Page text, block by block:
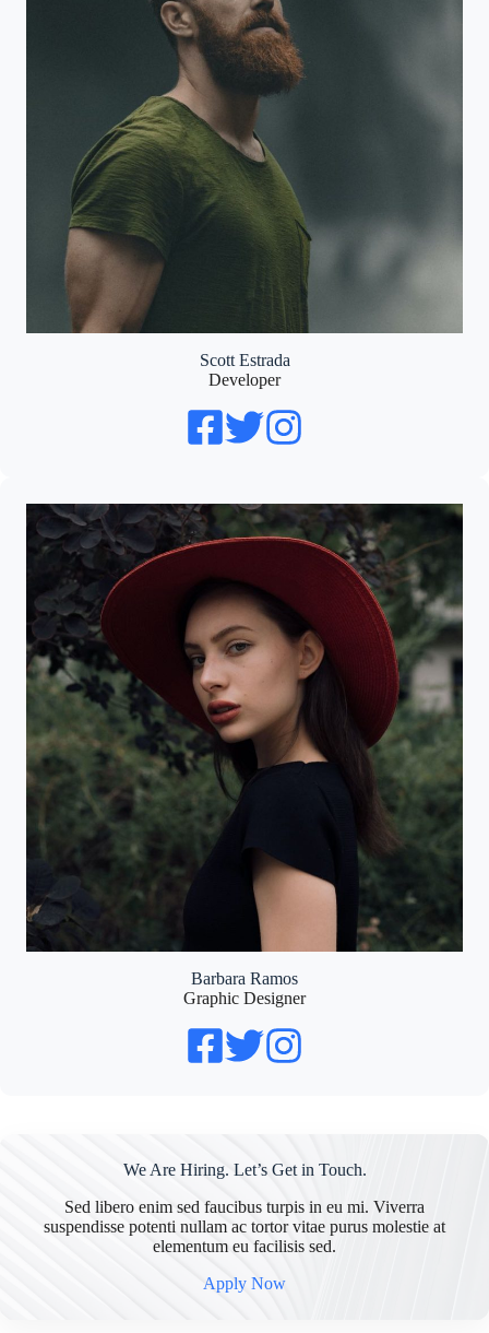
Scott Estrada
Developer
Barbara Ramos
Graphic Designer
We Are Hiring. Let’s Get in Touch.
Sed libero enim sed faucibus turpis in eu mi. Viverra
suspendisse potenti nullam ac tortor vitae purus molestie at
elementum eu facilisis sed.
Apply Now